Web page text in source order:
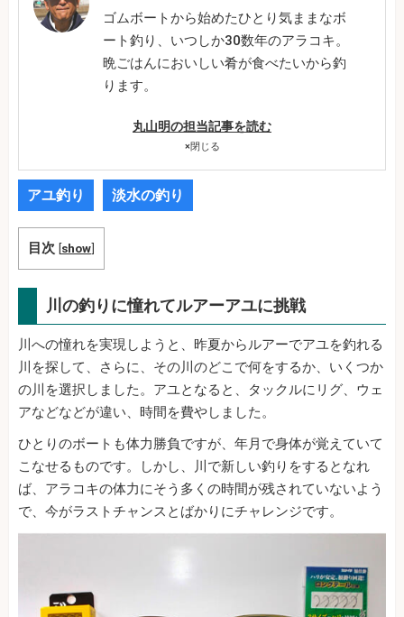
ゴムボートから始めたひとり気ままなボ
ート釣り、いつしか30数年のアラコキ。
晩ごはんにおいしい肴が食べたいから釣
ります。
丸山明の担当記事を読む
×閉じる
アユ釣り 淡水の釣り
目次 [show]
川の釣りに憧れてルアーアユに挑戦
川への憧れを実現しようと、昨夏からルアーでアユを釣れる
川を探して、さらに、その川のどこで何をするか、いくつか
の川を選択しました。アユとなると、タックルにリグ、ウェ
アなどなどが違い、時間を費やしました。
ひとりのボートも体力勝負ですが、年月で身体が覚えていて
こなせるものです。しかし、川で新しい釣りをするとなれ
ば、アラコキの体力にそう多くの時間が残されていないよう
で、今がラストチャンスとばかりにチャレンジです。